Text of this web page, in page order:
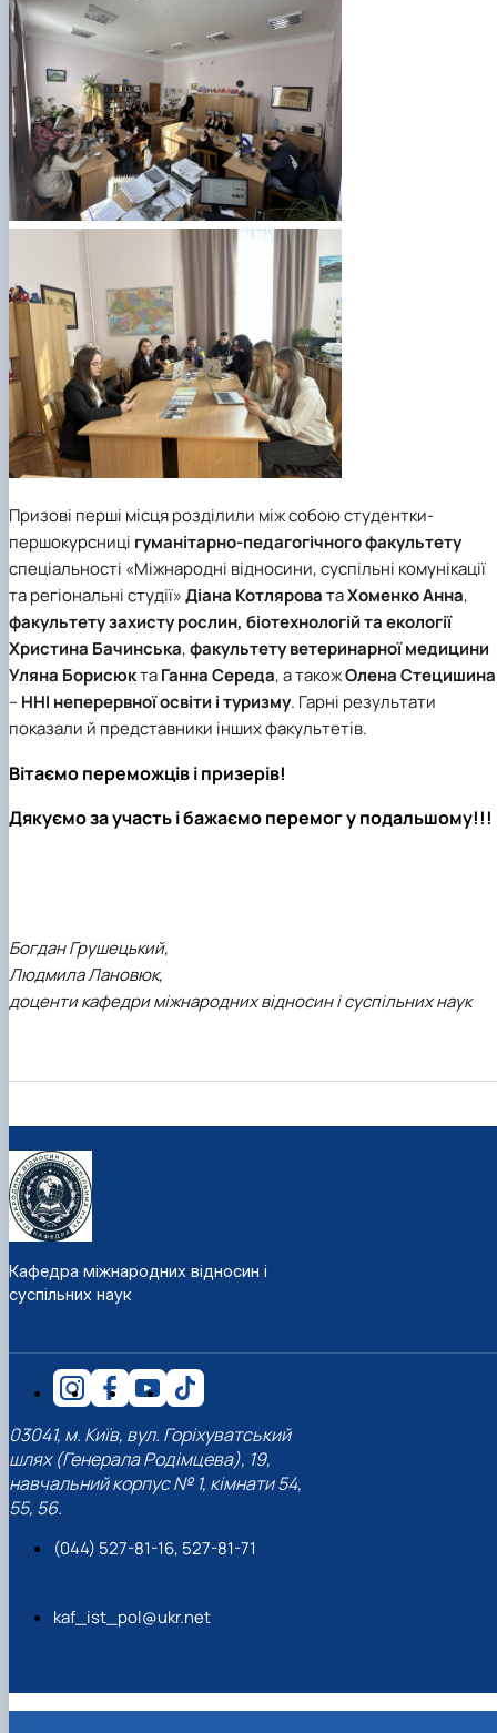
Призові перші місця розділили між собою студентки-
першокурсниці гуманітарно-педагогічного факультету
спеціальності «Міжнародні відносини, суспільні комунікації
та регіональні студії»Діана КотляроватаХоменко Анна,
факультету захисту рослин, біотехнологій та екології
Христина Бачинська,факультету ветеринарної медицини
Уляна БорисюктаГанна Середа, а такожОлена Стецишина
–ННІ неперервної освіти і туризму. Гарні результати
показали й представники інших факультетів.
Вітаємо переможців і призерів!
Дякуємо за участь і бажаємо перемог у подальшому!!!
Богдан Грушецький,
Людмила Лановюк,
доценти кафедри міжнародних відносин і суспільних наук
Кафедра міжнародних відносин і
суспільних наук
03041, м. Київ, вул. Горіхуватський
шлях (Генерала Родімцева), 19,
навчальний корпус № 1, кімнати 54,
55, 56.
(044) 527-81-16, 527-81-71
kaf_ist_pol@ukr.net